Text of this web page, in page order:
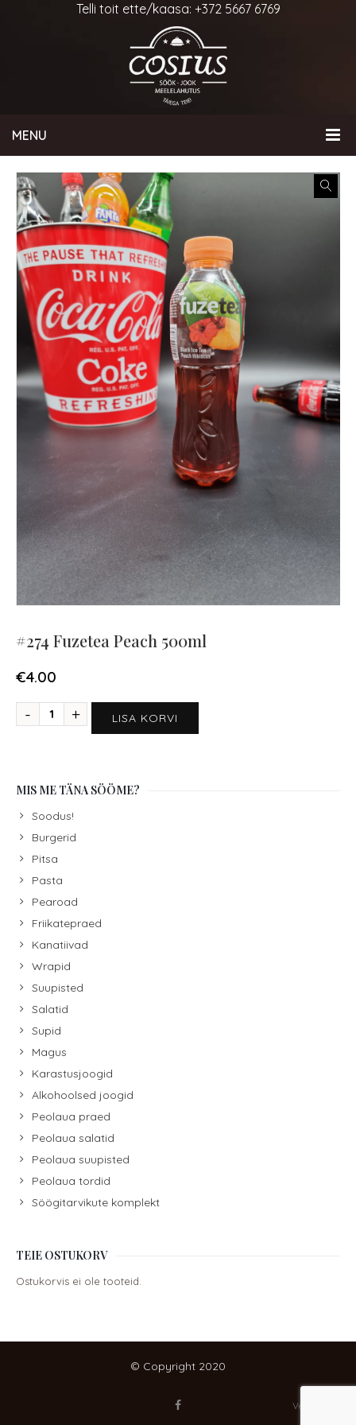
Telli toit ette/kaasa: +372 5667 6769
MENU
#274 Fuzetea Peach 500ml
€4.00
LISA KORVI
MIS ME TÄNA SÖÖME?
Soodus!
Burgerid
Pitsa
Pasta
Pearoad
Friikatepraed
Kanatiivad
Wrapid
Suupisted
Salatid
Supid
Magus
Karastusjoogid
Alkohoolsed joogid
Peolaua praed
Peolaua salatid
Peolaua suupisted
Peolaua tordid
Söögitarvikute komplekt
TEIE OSTUKORV
Ostukorvis ei ole tooteid.
© Copyright 2020
Veebidoktor